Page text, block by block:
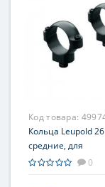
Код товара:
Кольца Leupold
средние, для
быстросъемного
0